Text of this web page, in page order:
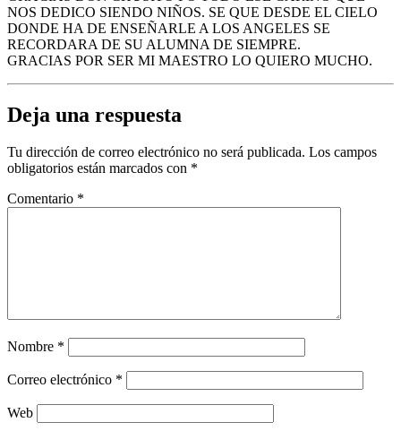
NOS DEDICO SIENDO NIÑOS. SE QUE DESDE EL CIELO
DONDE HA DE ENSEÑARLE A LOS ANGELES SE
RECORDARA DE SU ALUMNA DE SIEMPRE.
GRACIAS POR SER MI MAESTRO LO QUIERO MUCHO.
Deja una respuesta
Tu dirección de correo electrónico no será publicada. Los campos
obligatorios están marcados con *
Comentario *
Nombre *
Correo electrónico *
Web